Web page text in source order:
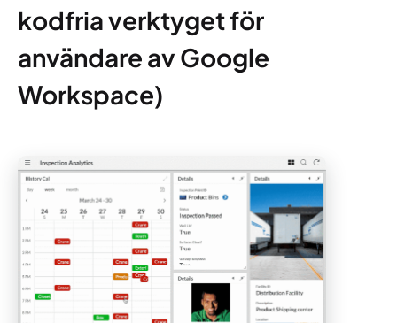
kodfria verktyget för
användare av Google
Workspace)